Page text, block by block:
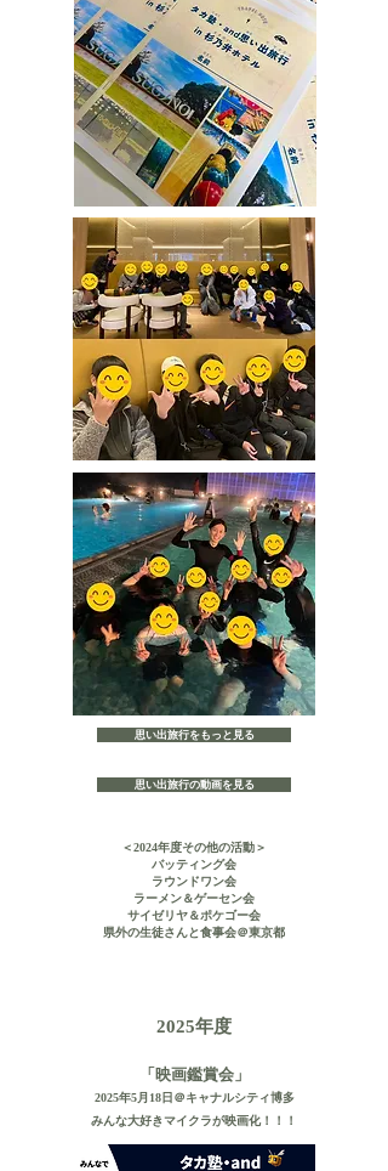
思い出旅行をもっと見る
思い出旅行の動画を見る
＜2024年度その他の活動＞
バッティング会
ラウンドワン会
ラーメン＆ゲーセン会
サイゼリヤ＆ポケゴー会
​県外の生徒さんと食事会＠東京都
2025年度
「映画鑑賞会」
2025年5月18日＠キャナルシティ博多
​みんな大好きマイクラが映画化！！！